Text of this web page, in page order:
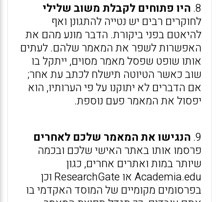
8. היו פתוחים לקבלת משוב שלילי
לחוקרים רבים יש נטייה להתגונן ואף
להיאטם בפני ביקורת. הדבר מונע מהם את
האפשרות לשפר את המאמר שלהם. לעתים
אותו שופט שפסל מאמר מסוים, ייתקל בו
שוב כאשר הטיוטה תישלח לכתב עת אחר;
אם הדברים לא יתוקנו על פי הערותיו, הוא
יפסול את המאמר פעם נוספת.
9. הנגישו את המאמר שלכם לאחרים
פרסמו אותו באתר האישי שלכם ובכמה
שיותר במות ואתרים אחרים, כגון
Academia.edu או ResearchGate וכן
בפרסומים מקומיים של המוסד האקדמי בו